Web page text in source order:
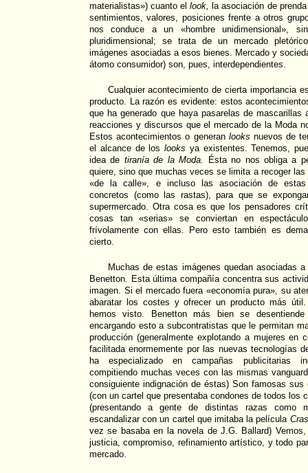
materialistas») cuanto ellook, la asociación de
sentimientos, valores, posiciones frente a otros
nos conduce a un «hombre unidimensional»,
pluridimensional; se trata de un mercado
imágenes asociadas a esos bienes. Mercado y
átomo consumidor) son, pues, interdependientes.
Cualquier acontecimiento de cierta importancia
producto. La razón es evidente: estos
que ha generado que haya pasarelas de mascarillas
reacciones y discursos que el mercado de la Moda
Estos acontecimientos o generan looks nuevos de
el alcance de loslooks ya existentes. Tenemos,
idea de tiranía de la Moda.
Ésta no nos obliga a
quiere, sino que muchas veces se limita a recoger
«de la calle», e incluso las asociación de
concretos (como las rastas), para que se
supermercado. Otra cosa es que los pensadores
cosas tan «serias» se conviertan en
frívolamente con ellas. Pero esto también es
cierto.
Muchas de estas imágenes quedan asociadas
Benetton. Esta última compañía concentra sus
imagen. Si el mercado fuera «economía pura», su
abaratar los costes y ofrecer un producto más
hemos visto. Benetton más bien se
encargando esto a subcontratistas que le permitan
producción (generalmente explotando a mujeres en
facilitada enormemente por las nuevas tecnologías
ha especializado en campañas publicitarias
compitiendo muchas veces con las mismas
consiguiente indignación de éstas) Son famosas
(con un cartel que presentaba condones de todos los
(presentando a gente de distintas razas como
escandalizar con un cartel que imitaba la película
vez se basaba en la novela de J.G. Ballard)
justicia, compromiso, refinamiento artístico, y todo
mercado.